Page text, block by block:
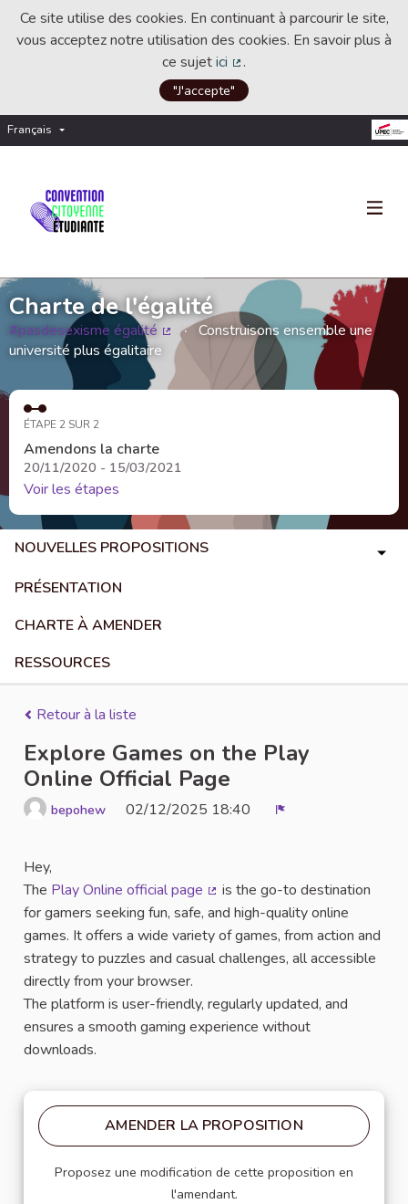
Ce site utilise des cookies. En continuant à parcourir le site,
vous acceptez notre utilisation des cookies. En savoir plus à
ce sujetici
(Lien externe)
.
"J'accepte"
Français Choisir la langue
Charte de l'égalité
#pasdesexisme égalité
(Lien externe)
Construisons ensemble une
université plus égalitaire
ÉTAPE 2 SUR 2
Amendons la charte
20/11/2020 - 15/03/2021
Voir les étapes
NOUVELLES PROPOSITIONS
PRÉSENTATION
CHARTE À AMENDER
RESSOURCES
Retour à la liste
Explore Games on the Play
Online Official Page
bepohew 02/12/2025 18:40
Hey,
The Play Online official page
(Lien externe)
is the go-to destination
for gamers seeking fun, safe, and high-quality online
games. It offers a wide variety of games, from action and
strategy to puzzles and casual challenges, all accessible
directly from your browser.
The platform is user-friendly, regularly updated, and
ensures a smooth gaming experience without
downloads.
AMENDER LA PROPOSITION
Proposez une modification de cette proposition en
l'amendant.